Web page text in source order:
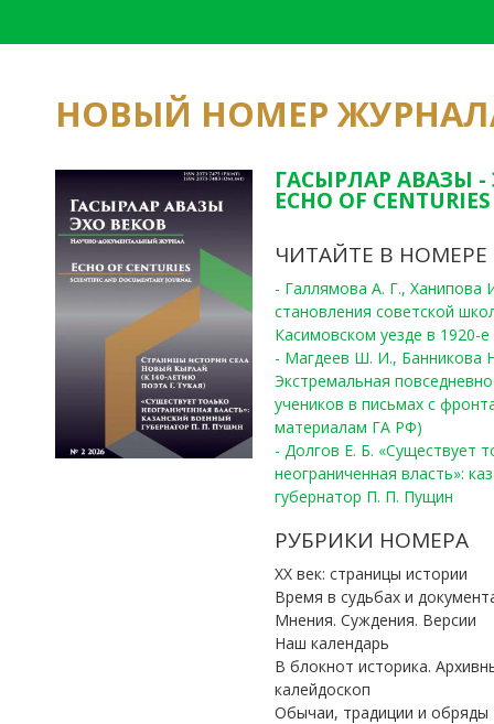
НОВЫЙ НОМЕР
ГАСЫРЛАР АВАЗЫ -
ECHO OF
ЧИТАЙТЕ В НОМЕРЕ
- Галлямова А. Г.,
становления советской
Касимовском уезде в 1920-е
- Магдеев Ш. И., Банникова
Экстремальная
учеников в письмах с
материалам ГА РФ)
- Долгов Е. Б. «Существует
неограниченная власть»:
губернатор П. П. Пущин
РУБРИКИ НОМЕРА
ХХ век: страницы истории
Время в судьбах и
Мнения. Суждения. Версии
Наш календарь
В блокнот историка.
калейдоскоп
Обычаи, традиции и обряды